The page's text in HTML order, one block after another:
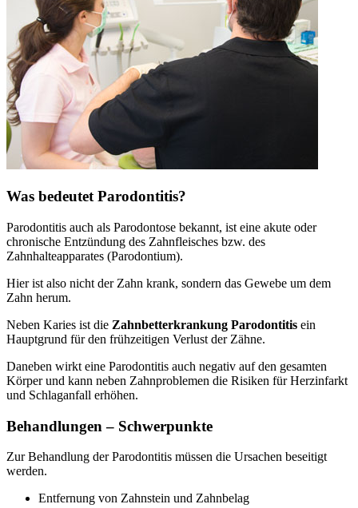
Was bedeutet Parodontitis?
Parodontitis auch als Parodontose bekannt, ist eine akute oder
chronische Entzündung des Zahnfleisches bzw. des
Zahnhalteapparates (Parodontium).
Hier ist also nicht der Zahn krank, sondern das Gewebe um dem
Zahn herum.
Neben Karies ist die Zahnbetterkrankung Parodontitis ein
Hauptgrund für den frühzeitigen Verlust der Zähne.
Daneben wirkt eine Parodontitis auch negativ auf den gesamten
Körper und kann neben Zahnproblemen die Risiken für Herzinfarkt
und Schlaganfall erhöhen.
Behandlungen – Schwerpunkte
Zur Behandlung der Parodontitis müssen die Ursachen beseitigt
werden.
Entfernung von Zahnstein und Zahnbelag